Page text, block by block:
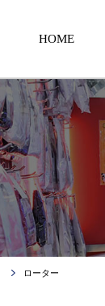
HOME
ローター